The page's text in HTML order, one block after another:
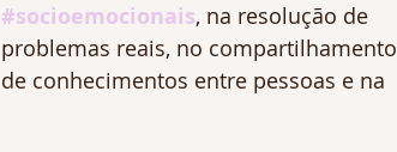
#socioemocionais, na resolução de
problemas reais, no compartilhamento
de conhecimentos entre pessoas e na